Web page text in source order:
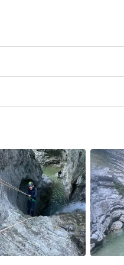
numerominimo di 2
disponibili spogliatoi